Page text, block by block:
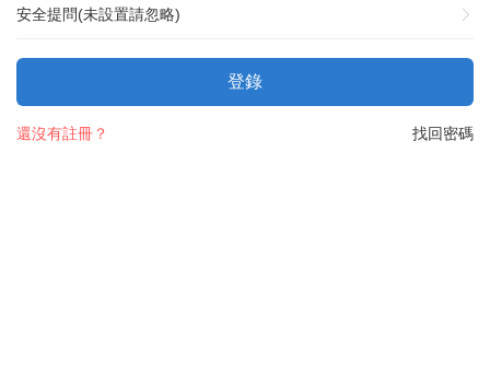
安全提問(未設置請忽略)
登錄
找回密碼
還沒有註冊？